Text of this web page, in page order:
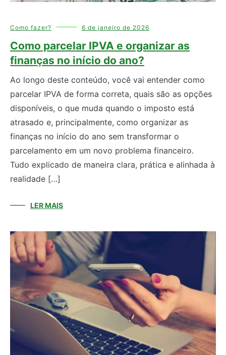
Como fazer? 6 de janeiro de 2026
Como parcelar IPVA e organizar as
finanças no início do ano?
Ao longo deste conteúdo, você vai entender como
parcelar IPVA de forma correta, quais são as opções
disponíveis, o que muda quando o imposto está
atrasado e, principalmente, como organizar as
finanças no início do ano sem transformar o
parcelamento em um novo problema financeiro.
Tudo explicado de maneira clara, prática e alinhada à
realidade […]
LER MAIS